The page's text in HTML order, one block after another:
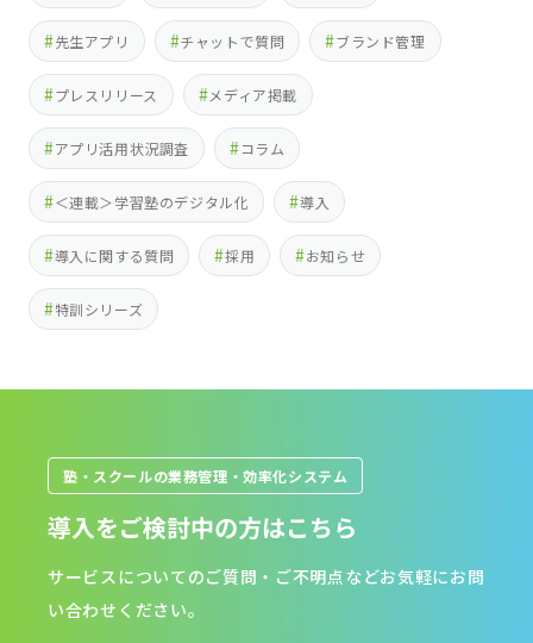
先生アプリ チャットで質問 ブランド管理
プレスリリース メディア掲載
アプリ活用状況調査 コラム
＜連載＞学習塾のデジタル化 導入
導入に関する質問 採用 お知らせ
特訓シリーズ
塾・スクールの業務管理・効率化システム
導入をご検討中の方はこちら
サービスについてのご質問・ご不明点などお気軽にお問
い合わせください。